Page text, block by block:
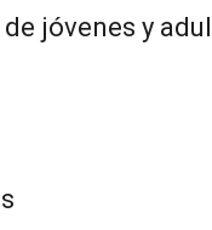
jóvenes y